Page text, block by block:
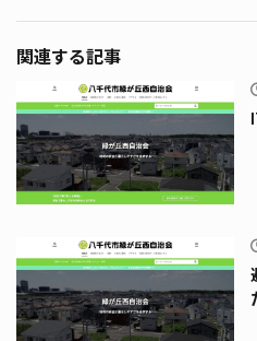
関連する記事